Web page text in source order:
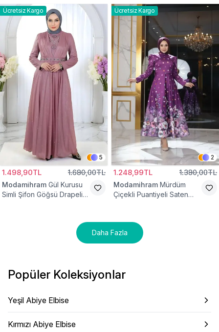
Ücretsiz Kargo
5
1.498,90TL 1.680,00TL
Modamihram Gül Kurusu
Simli Şifon Göğsü Drapeli
Ücretsiz Kargo
2
1.248,99TL 1.380,00TL
Modamihram Mürdüm
Çiçekli Puantiyeli Saten
Daha Fazla
Popüler Koleksiyonlar
Yeşil Abiye Elbise
Kırmızı Abiye Elbise